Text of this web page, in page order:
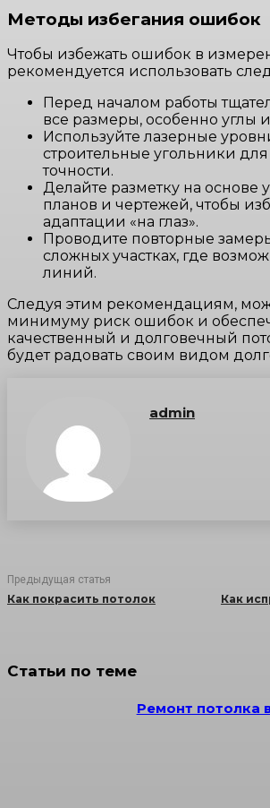
Методы избегания ошибок
Чтобы избежать ошибок в
рекомендуется использовать
Перед началом работы
все размеры, особенно углы
Используйте лазерные
строительные угольники
точности.
Делайте разметку на основе
планов и чертежей, чтобы
адаптации «на глаз».
Проводите повторные
сложных участках, где
линий.
Следуя этим рекомендациям,
минимуму риск ошибок и
качественный и долговечный
будет радовать своим видом
admin
Предыдущая статья
Как покрасить потолок
Как
Статьи по теме
Ремонт потолка